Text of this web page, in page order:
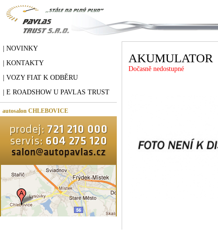
| NOVINKY
| KONTAKTY
| VOZY FIAT K ODBĚRU
| E ROADSHOW U PAVLAS TRUST
autosalon CHLEBOVICE
AKUMULATOR
Dočasně nedostupné